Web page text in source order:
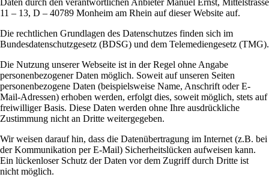
Daten durch den verantwortlichen Anbieter Manuel Ernst, Mittelstrasse
11 – 13, D – 40789 Monheim am Rhein auf dieser Website auf.
Die rechtlichen Grundlagen des Datenschutzes finden sich im
Bundesdatenschutzgesetz (BDSG) und dem Telemediengesetz (TMG).
Die Nutzung unserer Webseite ist in der Regel ohne Angabe
personenbezogener Daten möglich. Soweit auf unseren Seiten
personenbezogene Daten (beispielsweise Name, Anschrift oder E-
Mail-Adressen) erhoben werden, erfolgt dies, soweit möglich, stets auf
freiwilliger Basis. Diese Daten werden ohne Ihre ausdrückliche
Zustimmung nicht an Dritte weitergegeben.
Wir weisen darauf hin, dass die Datenübertragung im Internet (z.B. bei
der Kommunikation per E-Mail) Sicherheitslücken aufweisen kann.
Ein lückenloser Schutz der Daten vor dem Zugriff durch Dritte ist
nicht möglich.